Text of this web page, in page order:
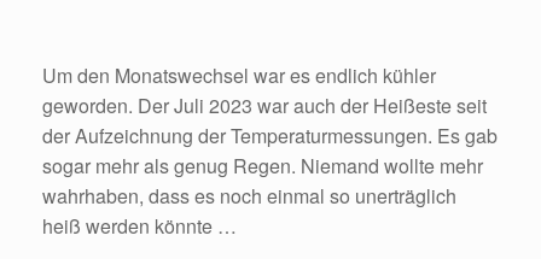
Um den Monatswechsel war es endlich kühler
geworden. Der Juli 2023 war auch der Heißeste seit
der Aufzeichnung der Temperaturmessungen. Es gab
sogar mehr als genug Regen. Niemand wollte mehr
wahrhaben, dass es noch einmal so unerträglich
heiß werden könnte …